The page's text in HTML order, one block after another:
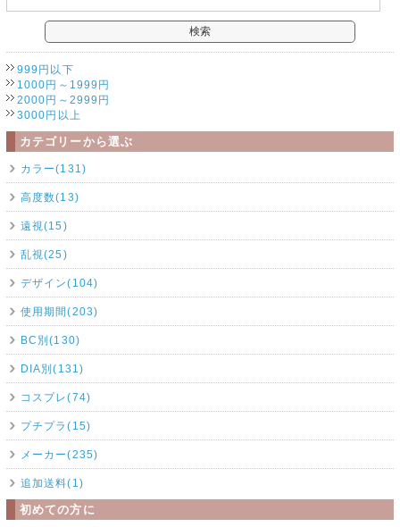
999円以下
1000円～1999円
2000円～2999円
3000円以上
カテゴリーから選ぶ
カラー(131)
高度数(13)
遠視(15)
乱視(25)
デザイン(104)
使用期間(203)
BC別(130)
DIA別(131)
コスプレ(74)
プチプラ(15)
メーカー(235)
追加送料(1)
初めての方に